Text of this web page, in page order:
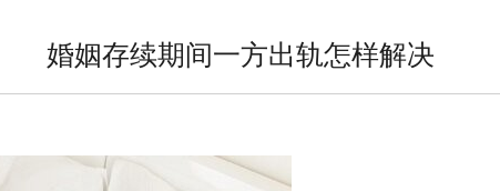
婚姻存续期间一方出轨怎样解决